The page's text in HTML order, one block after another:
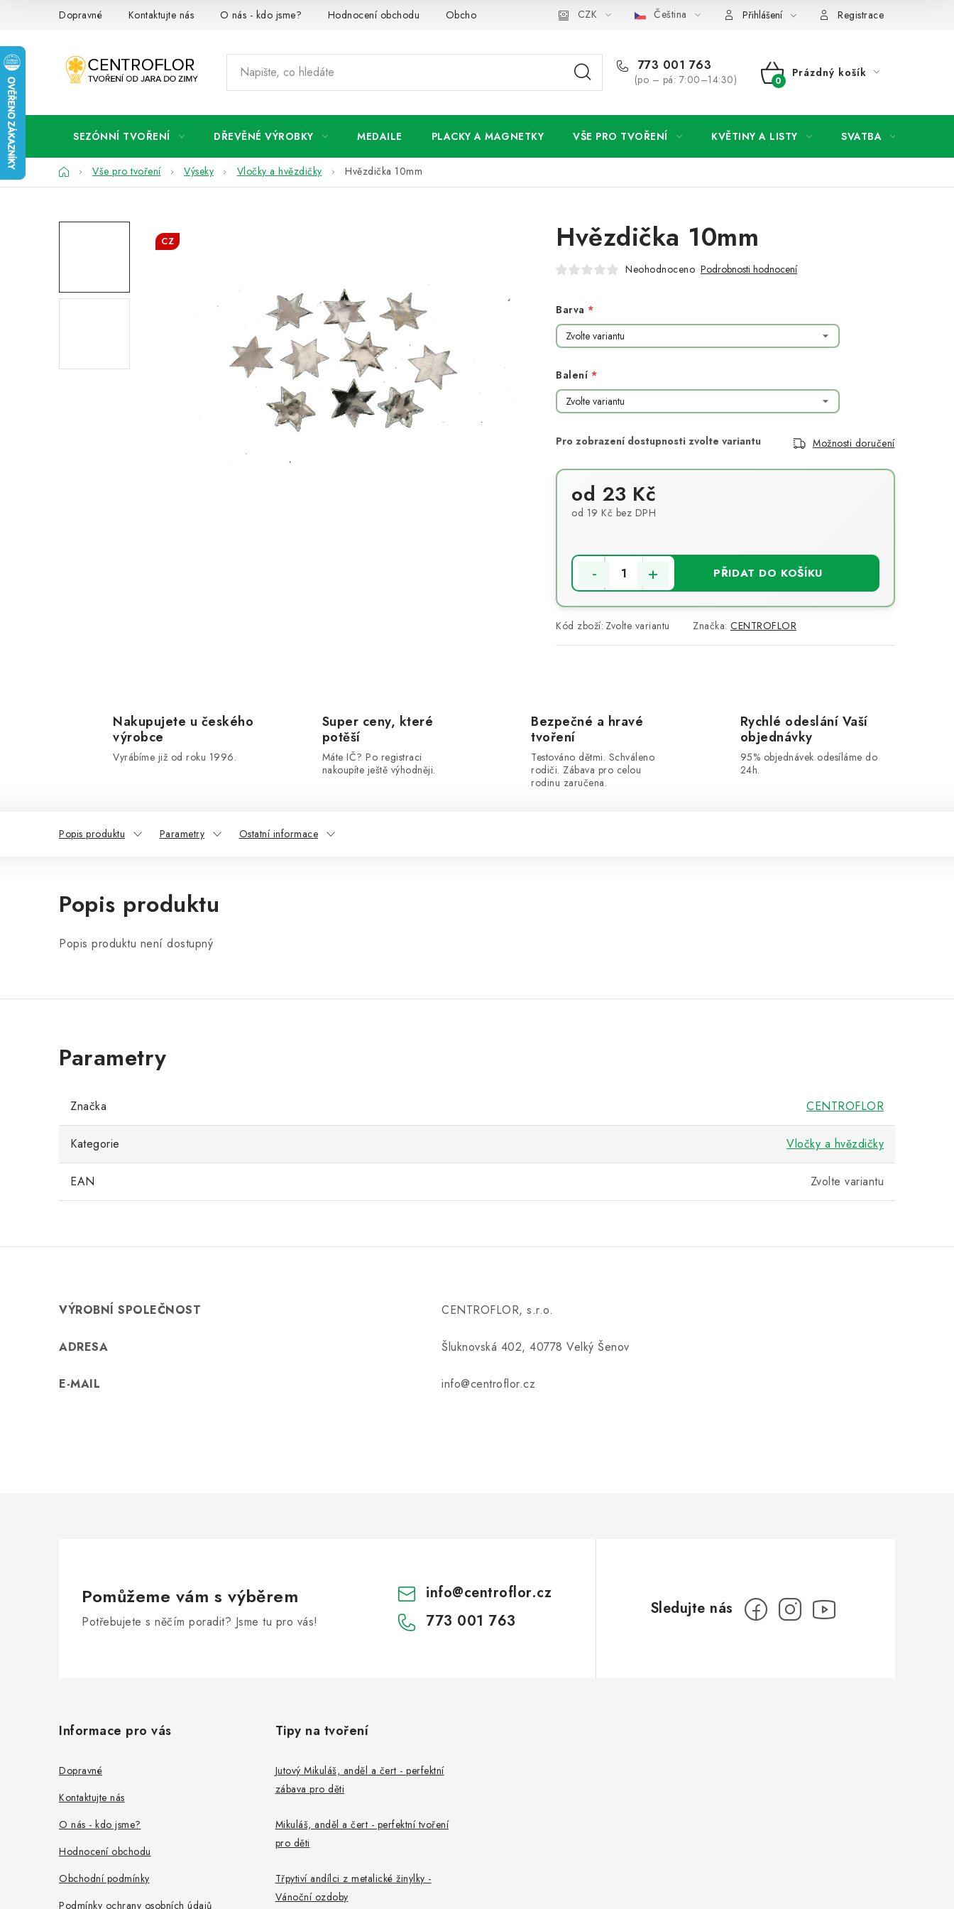
Dopravné Kontaktujte nás O nás - kdo jsme? Hodnocení obchodu Obchodní podmínky Podmínky ochrany osobních údajů Jak získat lepší ceny? Moje objednávka
CZK Čeština Přihlášení Registrace
773 001 763
(po – pá: 7:00–14:30)
NÁKUPNÍ
Prázdný košík
SEZÓNNÍ TVOŘENÍ DŘEVĚNÉ VÝROBKY MEDAILE PLACKY A MAGNETKY VŠE PRO TVOŘENÍ KVĚTINY A LISTY SVATBA
DomůVše pro tvoření Výseky Vločky a hvězdičky Hvězdička 10mm
Hvězdička 10mm
Neohodnoceno Podrobnosti hodnocení
Barva
Balení
Možnosti doručení
od 23 Kč
od 19 Kč bez DPH
PŘIDAT DO KOŠÍKU
Kód zboží: Zvolte variantu Značka: CENTROFLOR
CZ
Nakupujete u českého
výrobce
Vyrábíme již od roku 1996.
Super ceny, které
potěší
Máte IČ? Po registraci
nakoupíte ještě výhodněji.
Bezpečné a hravé
tvoření
Testováno dětmi. Schváleno
rodiči. Zábava pro celou
rodinu zaručena.
Rychlé odeslání Vaší
objednávky
95% objednávek odesíláme do
24h.
Popis produktu Parametry Ostatní informace
Popis produktu
Popis produktu není dostupný
Značka CENTROFLOR
Kategorie Vločky a hvězdičky
EAN Zvolte variantu
VÝROBNÍ SPOLEČNOST CENTROFLOR, s.r.o.
ADRESA Šluknovská 402, 40778 Velký Šenov
E-MAIL info@centroflor.cz
Pomůžeme vám s výběrem
Potřebujete s něčím poradit? Jsme tu pro vás!
info@centroflor.cz
773 001 763
Informace pro vás
Dopravné
Kontaktujte nás
O nás - kdo jsme?
Hodnocení obchodu
Obchodní podmínky
Podmínky ochrany osobních údajů
Tipy na tvoření
Jutový Mikuláš, anděl a čert - perfektní
zábava pro děti
Mikuláš, anděl a čert - perfektní tvoření
pro děti
Třpytiví andílci z metalické žinylky -
Vánoční ozdoby